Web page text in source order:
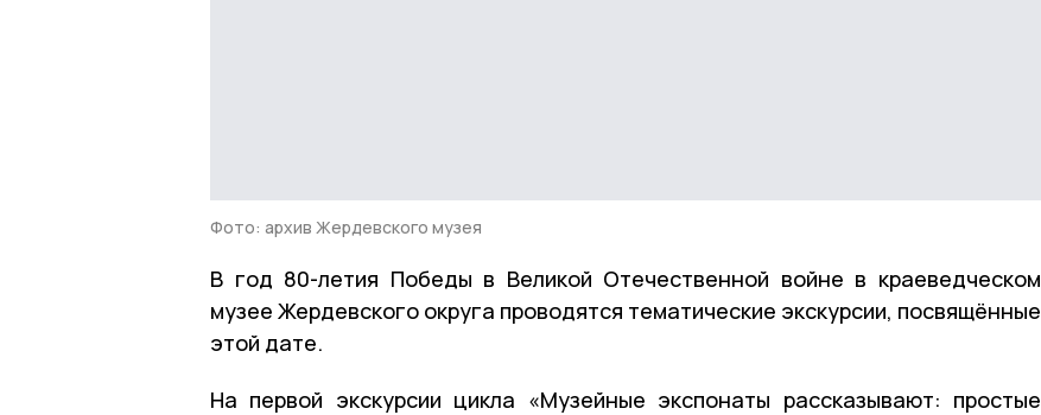
Фото: архив Жердевского музея
В год 80-летия Победы в Великой Отечественной войне в краеведческом
музее Жердевского округа проводятся тематические экскурсии, посвящённые
этой дате.
На первой экскурсии цикла «Музейные экспонаты рассказывают: простые